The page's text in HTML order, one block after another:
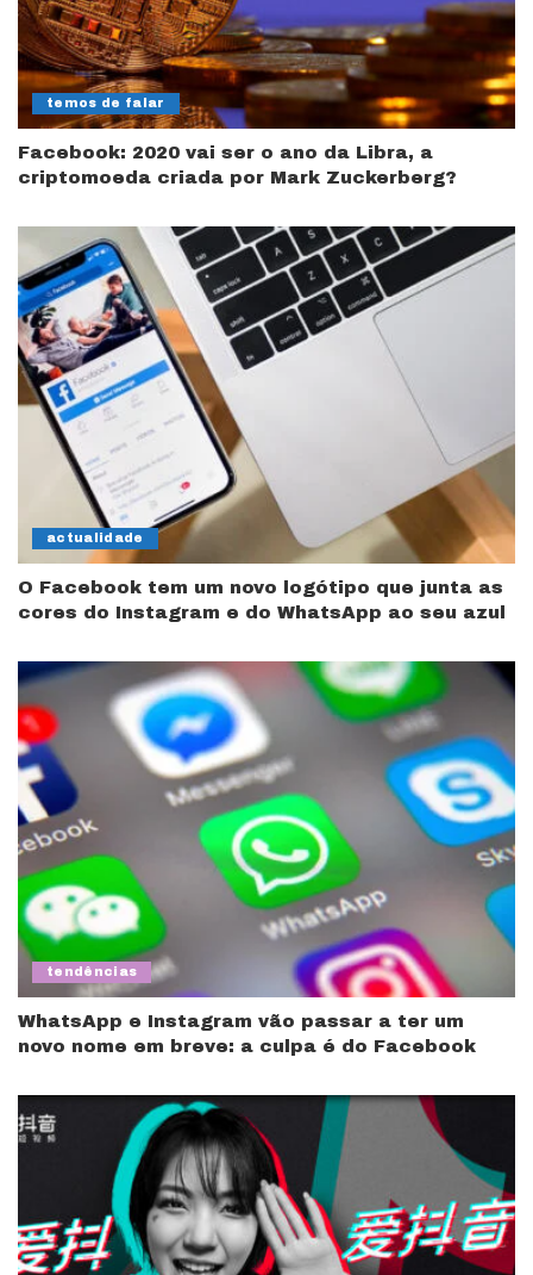
temos de falar
Facebook: 2020 vai ser o ano da Libra, a
criptomoeda criada por Mark Zuckerberg?
actualidade
O Facebook tem um novo logótipo que junta as
cores do Instagram e do WhatsApp ao seu azul
tendências
WhatsApp e Instagram vão passar a ter um
novo nome em breve: a culpa é do Facebook